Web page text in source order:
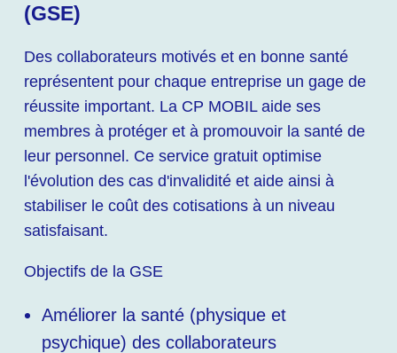
(GSE)
Des collaborateurs motivés et en bonne santé
représentent pour chaque entreprise un gage de
réussite important. La CP MOBIL aide ses
membres à protéger et à promouvoir la santé de
leur personnel. Ce service gratuit optimise
l'évolution des cas d'invalidité et aide ainsi à
stabiliser le coût des cotisations à un niveau
satisfaisant.
Objectifs de la GSE
Améliorer la santé (physique et
psychique) des collaborateurs